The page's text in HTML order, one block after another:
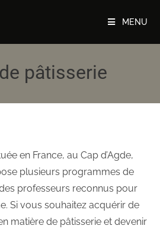
MENU
pâtisserie
en France, au Cap d’Agde,
plusieurs programmes de
professeurs reconnus pour
Si vous souhaitez acquérir de
matière de pâtisserie et devenir